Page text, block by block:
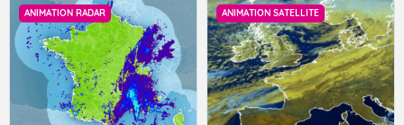
ANIMATION RADAR ANIMATION SATELLITE